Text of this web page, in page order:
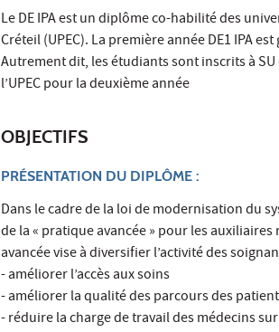
Le DE IPA est un diplôme co-habilité des
Créteil (UPEC). La première année DE1 IPA
Autrement dit, les étudiants sont inscrits à
l’UPEC pour la deuxième année
OBJECTIFS
PRÉSENTATION DU DIPLÔME :
Dans le cadre de la loi de modernisation du
de la « pratique avancée » pour les
avancée vise à diversifier l’activité des
- améliorer l’accès aux soins
- améliorer la qualité des parcours des
- réduire la charge de travail des médecins